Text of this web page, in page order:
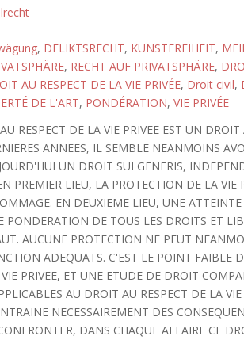
, DELIKTSRECHT, KUNSTFREIHEIT,
, RECHT AUF PRIVATSPHÄRE,
AU RESPECT DE LA VIE PRIVÉE, Droit civil,
DE L'ART, PONDÉRATION, VIE PRIVÉE
RESPECT DE LA VIE PRIVEE EST UN
ANNEES, IL SEMBLE NEANMOINS
UN DROIT SUI GENERIS,
PREMIER LIEU, LA PROTECTION DE LA
EN DEUXIEME LIEU, UNE ATTEINTE
PONDERATION DE TOUS LES DROITS ET
AUCUNE PROTECTION NE PEUT
ADEQUATS. C'EST LE POINT FAIBLE
PRIVEE, ET UNE ETUDE DE DROIT
AU DROIT AU RESPECT DE LA
NECESSAIREMENT DES
DANS CHAQUE AFFAIRE CE